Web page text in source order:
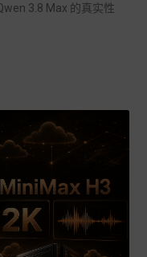
3.8 Max 的真实性